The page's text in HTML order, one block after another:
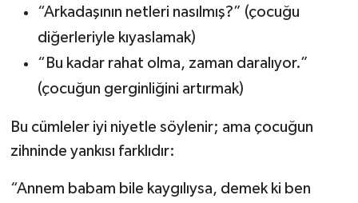
“Arkadaşının netleri nasılmış?” (çocuğu
diğerleriyle kıyaslamak)
“Bu kadar rahat olma, zaman daralıyor.”
(çocuğun gerginliğini artırmak)
Bu cümleler iyi niyetle söylenir; ama çocuğun
zihninde yankısı farklıdır:
“Annem babam bile kaygılıysa, demek ki ben